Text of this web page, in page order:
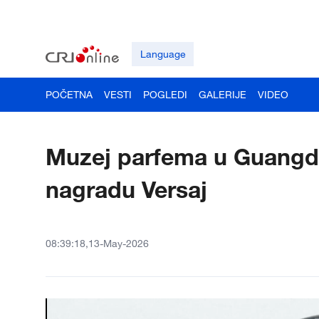
Language
POČETNA VESTI POGLEDI GALERIJE VIDEO
Muzej parfema u
nagradu Versaj
08:39:18,13-May-2026